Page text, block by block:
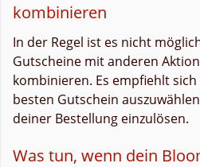
kombinieren
In der Regel ist es nicht
Gutscheine mit anderen
kombinieren. Es empfiehlt
besten Gutschein
deiner Bestellung einzulösen.
Was tun, wenn dein